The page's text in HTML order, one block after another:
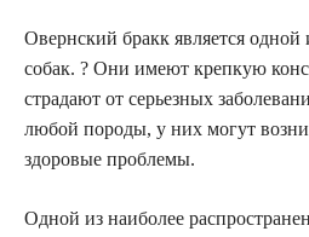
Овернский бракк является
собак. ? Они имеют крепкую
страдают от серьезных
любой породы, у них могут
здоровые проблемы.
Одной из наиболее